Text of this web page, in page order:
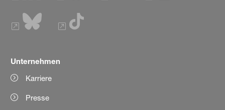
Unternehmen
Karriere
Presse